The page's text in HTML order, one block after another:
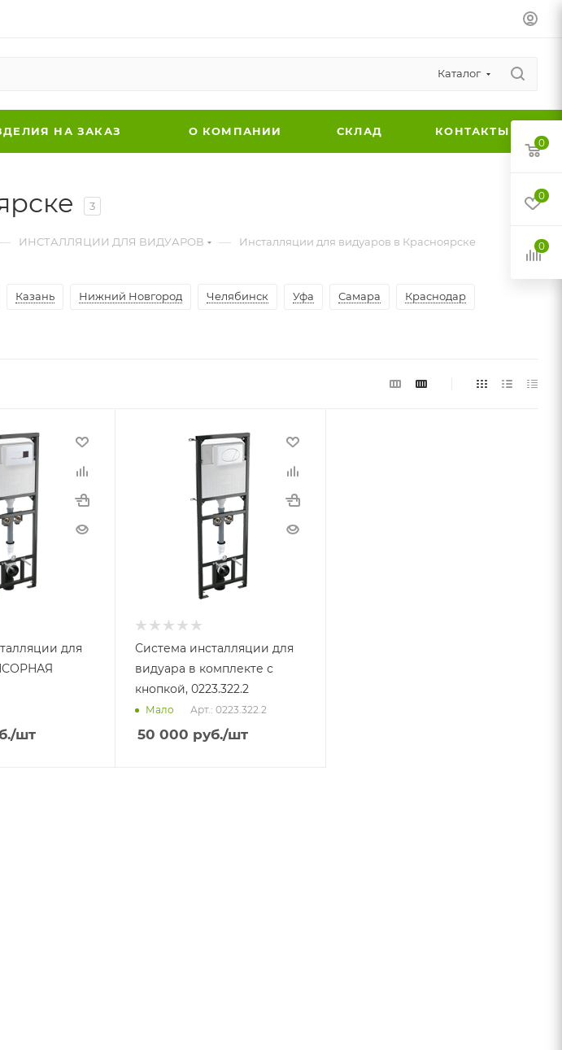
Каталог
НА ЗАКАЗ О КОМПАНИИ СКЛАД КОНТАКТЫ
3
ИНСТАЛЛЯЦИИ ДЛЯ ВИДУАРОВ — Инсталляции для видуаров в Красноярске
Казань Нижний Новгород Челябинск Уфа Самара Краснодар
для
/шт
Система инсталляции для
видуара в комплекте с
кнопкой, 0223.322.2
Мало Арт.: 0223.322.2
50 000 руб./шт
0
0
0